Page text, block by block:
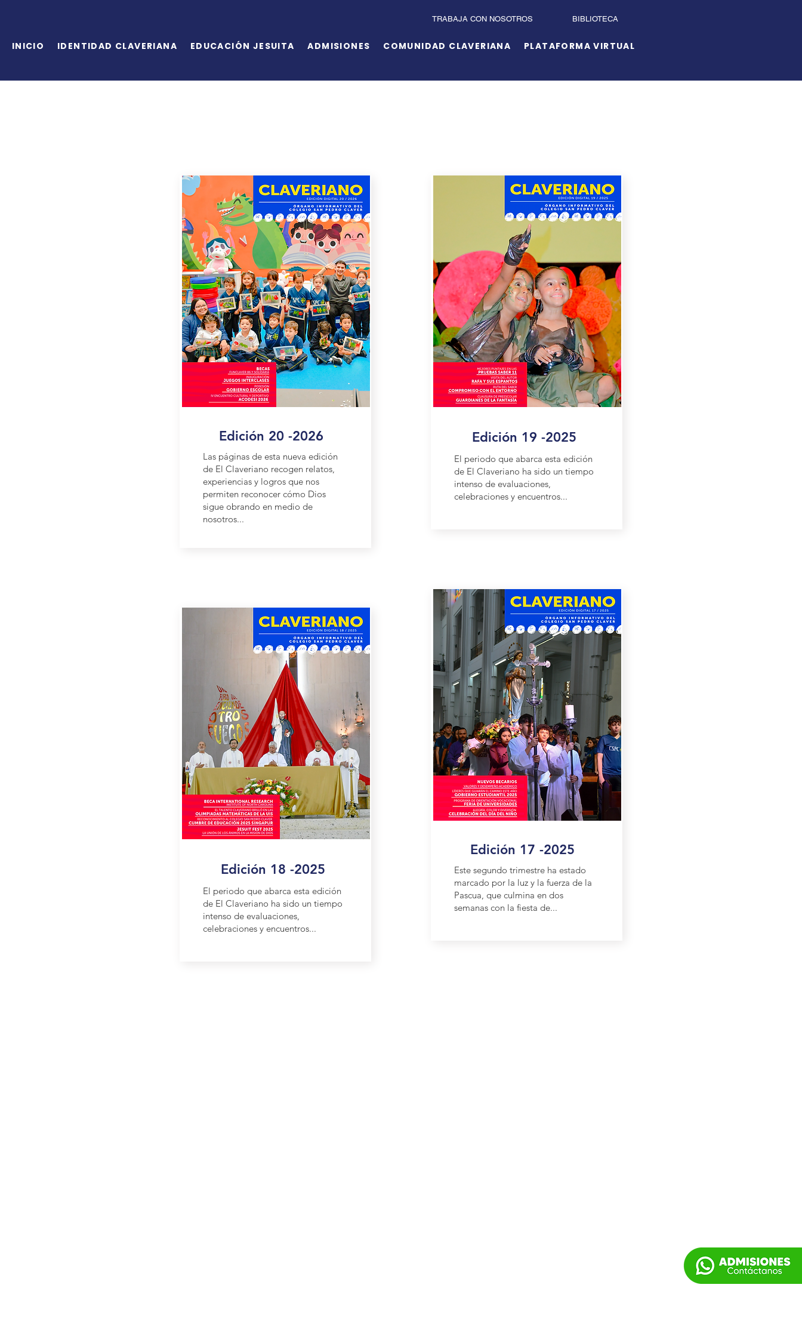
TRABAJA CON NOSOTROS BIBLIOTECA
INICIO IDENTIDAD CLAVERIANA EDUCACIÓN JESUITA ADMISIONES COMUNIDAD CLAVERIANA PLATAFORMA VIRTUAL
Edición 20 -2026
Las páginas de esta nueva edición
de El Claveriano recogen relatos,
experiencias y logros que nos
permiten reconocer cómo Dios
sigue obrando en medio de
nosotros...
Edición 18 -2025
El periodo que abarca esta edición
de El Claveriano ha sido un tiempo
intenso de evaluaciones,
celebraciones y encuentros...
Edición 19 -2025
El periodo que abarca esta edición
de El Claveriano ha sido un tiempo
intenso de evaluaciones,
celebraciones y encuentros...
Edición 17 -2025
Este segundo trimestre ha estado
marcado por la luz y la fuerza de la
Pascua, que culmina en dos
semanas con la fiesta de...